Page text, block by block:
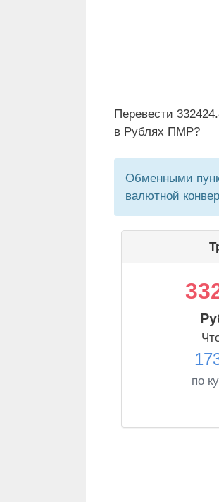
Перевести
в Рублях ПМР?
Обменными
валютной
по